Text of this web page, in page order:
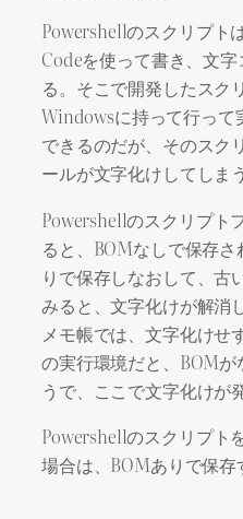
Powershellのスクリプト
Codeを使って書き、文
る。そこで開発したスク
Windowsに持って行って
できるのだが、そのスク
ールが文字化けしてしまう
Powershellのスクリプト
ると、BOMなしで保存
りで保存しなおして、古
みると、文字化けが解消
メモ帳では、文字化けせ
の実行環境だと、BOMが
うで、ここで文字化けが
Powershellのスクリプト
場合は、BOMありで保存